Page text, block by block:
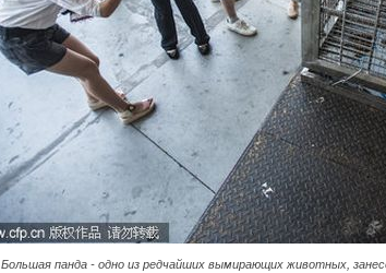
Большая панда - одно из редчайших вымирающих животных,